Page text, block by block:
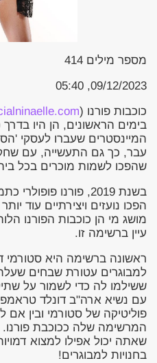
מספר מילים 414
09/12/2023, 05:40
כוכבות פורנו (
בימים הראשונים, הן היו
המיינסטרים שעברו לעסקי
עבר, כך גם התעשייה, עם
שהפכו לשמות מוכרים בכל
בשנת 2019, פורנו
הפכו נועזים ויצירתיים עוד
מושג מי הן כוכבות הפורנו
עיין ברשימה זו.
ראשונה ברשימה היא סטורמי
למבוגרים עטורת שבחים
ששילמו לה כדי לשמור על
עם נשיא ארה"ב דונלד
פוליטיקה של סטורמי ובין
המרשימה שלה ככוכבת פורנו.
שאתה יכול אפילו למצוא
בחנויות למבוגרים!